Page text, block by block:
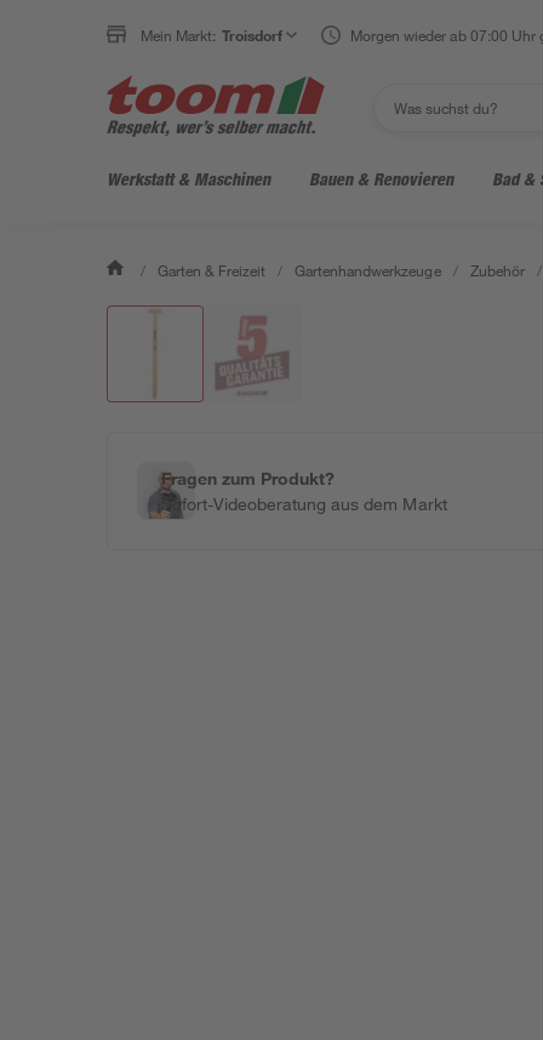
Mein Markt: Troisdorf Morgen wieder ab 07:00 Uhr
Werkstatt & Maschinen Bauen & Renovieren Bad &
/ Garten & Freizeit / Gartenhandwerkzeuge / Zubehör /
Fragen zum Produkt?
Sofort-Videoberatung aus dem Markt